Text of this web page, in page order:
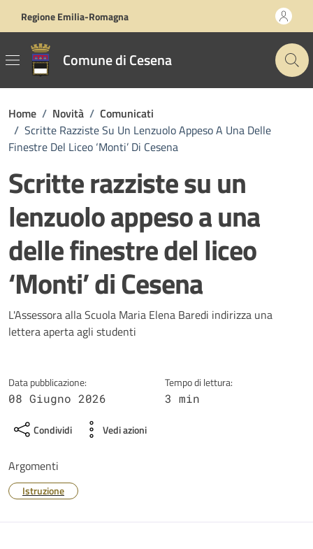
Regione Emilia-Romagna
Comune di Cesena
Home / Novità / Comunicati
/ Scritte Razziste Su Un Lenzuolo Appeso A Una Delle
Finestre Del Liceo ‘Monti’ Di Cesena
Scritte razziste su un
lenzuolo appeso a una
delle finestre del liceo
‘Monti’ di Cesena
Dettagli della notizia
L'Assessora alla Scuola Maria Elena Baredi indirizza una
lettera aperta agli studenti
Data pubblicazione:
08 Giugno 2026
Tempo di lettura:
3 min
Condividi Vedi azioni
Argomenti
Istruzione